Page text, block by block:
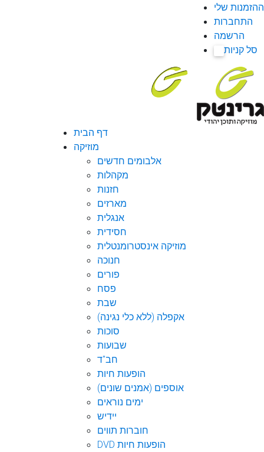
ההזמנות שלי
התחברות
הרשמה
סל קניות
דף הבית
מוזיקה
אלבומים חדשים
מקהלות
חזנות
מארזים
אנגלית
חסידית
מוזיקה אינסטרומנטלית
חנוכה
פורים
פסח
שבת
אקפלה (ללא כלי נגינה)
סוכות
שבועות
חב"ד
הופעות חיות
אוספים (אמנים שונים)
ימים נוראים
יידיש
חוברות תווים
DVD הופעות חיות